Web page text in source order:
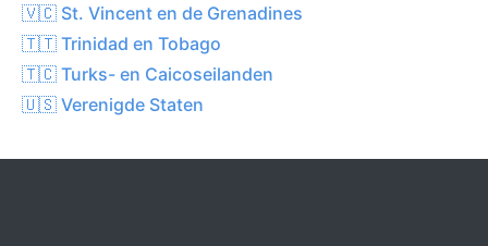
🇻🇨 St. Vincent en de Grenadines
🇹🇹 Trinidad en Tobago
🇹🇨 Turks- en Caicoseilanden
🇺🇸 Verenigde Staten